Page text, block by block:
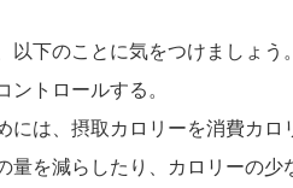
以下のことに気をつけましょう。
ントロールする。
には、摂取カロリーを消費カロ
量を減らしたり、カロリーの少